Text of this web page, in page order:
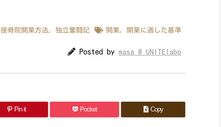
接骨院開業方法, 独立奮闘記 開業, 開業に適した基準
Posted by masa @ UNITElabo
Pin it Pocket Copy